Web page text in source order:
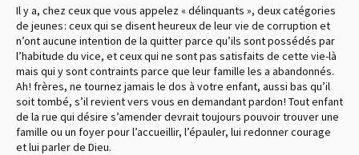
Il y a, chez ceux que vous appelez « délinquants », deux catégories
de jeunes : ceux qui se disent heureux de leur vie de corruption et
n’ont aucune intention de la quitter parce qu’ils sont possédés par
l’habitude du vice, et ceux qui ne sont pas satisfaits de cette vie-là
mais qui y sont contraints parce que leur famille les a abandonnés.
Ah ! frères, ne tournez jamais le dos à votre enfant, aussi bas qu’il
soit tombé, s’il revient vers vous en demandant pardon ! Tout enfant
de la rue qui désire s’amender devrait toujours pouvoir trouver une
famille ou un foyer pour l’accueillir, l’épauler, lui redonner courage
et lui parler de Dieu.